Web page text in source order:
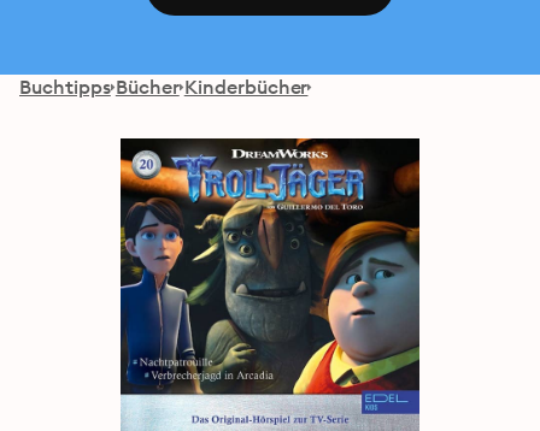
Buchtipps Bücher Kinderbücher